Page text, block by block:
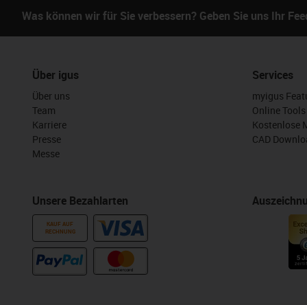
Was können wir für Sie verbessern? Geben Sie uns Ihr
Über igus
Über uns
Team
Karriere
Presse
Messe
Unsere Bezahlarten
KAUF AUF
RECHNUNG
Services
myigus
Online Tools
Kostenlose
CAD